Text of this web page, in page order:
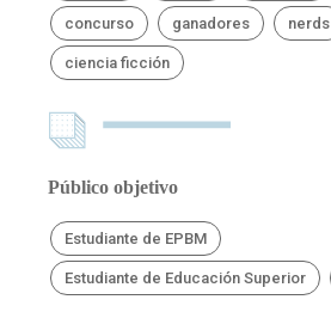
concurso ganadores nerds
ciencia ficción
Público objetivo
Estudiante de EPBM
Estudiante de Educación Superior